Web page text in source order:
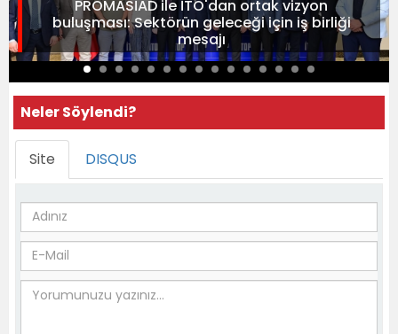
PROMASİAD ile İTO'dan ortak vizyon
buluşması: Sektörün geleceği için iş birliği
mesajı
Neler Söylendi?
Site DISQUS